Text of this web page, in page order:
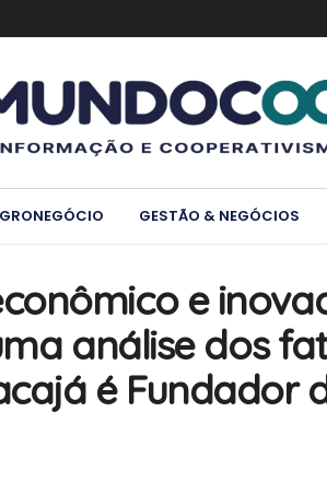
GESTÃO & NEGÓCIOS
e
análise dos
é Fundador